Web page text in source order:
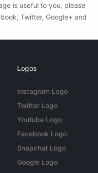
is useful to you, please
Twitter, Google+ and
Logos
Instagram Logo
Twitter Logo
Youtube Logo
Facebook Logo
Snapchat Logo
Google Logo